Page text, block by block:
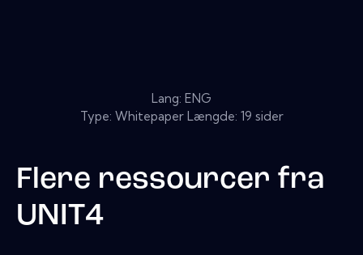
Lang: ENG
Type: Whitepaper Længde: 19 sider
Flere ressourcer fra
UNIT4